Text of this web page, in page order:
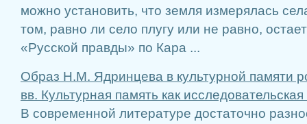
можно установить, что земля измерялась
том, равно ли село плугу или не равно,
«Русской правды» по Кара ...
Образ Н.М. Ядринцева в культурной памяти
вв. Культурная память как исследовательская
В современной литературе достаточно